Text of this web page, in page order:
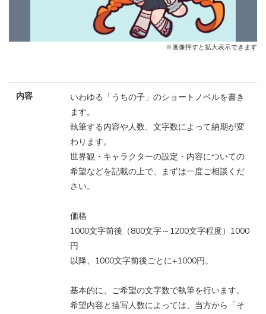
※画像押すと拡大表示できます
内容
いわゆる「うちの子」のショートノベルを書き
ます。
執筆する内容や人数、文字数によって納期が変
わります。
世界観・キャラクターの設定・内容についての
希望などを記載の上で、まずは一度ご相談くだ
さい。
価格
1000文字前後（800文字～1200文字程度）1000
円
以降、1000文字前後ごとに+1000円。
基本的に、ご希望の文字数で執筆を行います。
希望内容と描写人数によっては、当方から「そ